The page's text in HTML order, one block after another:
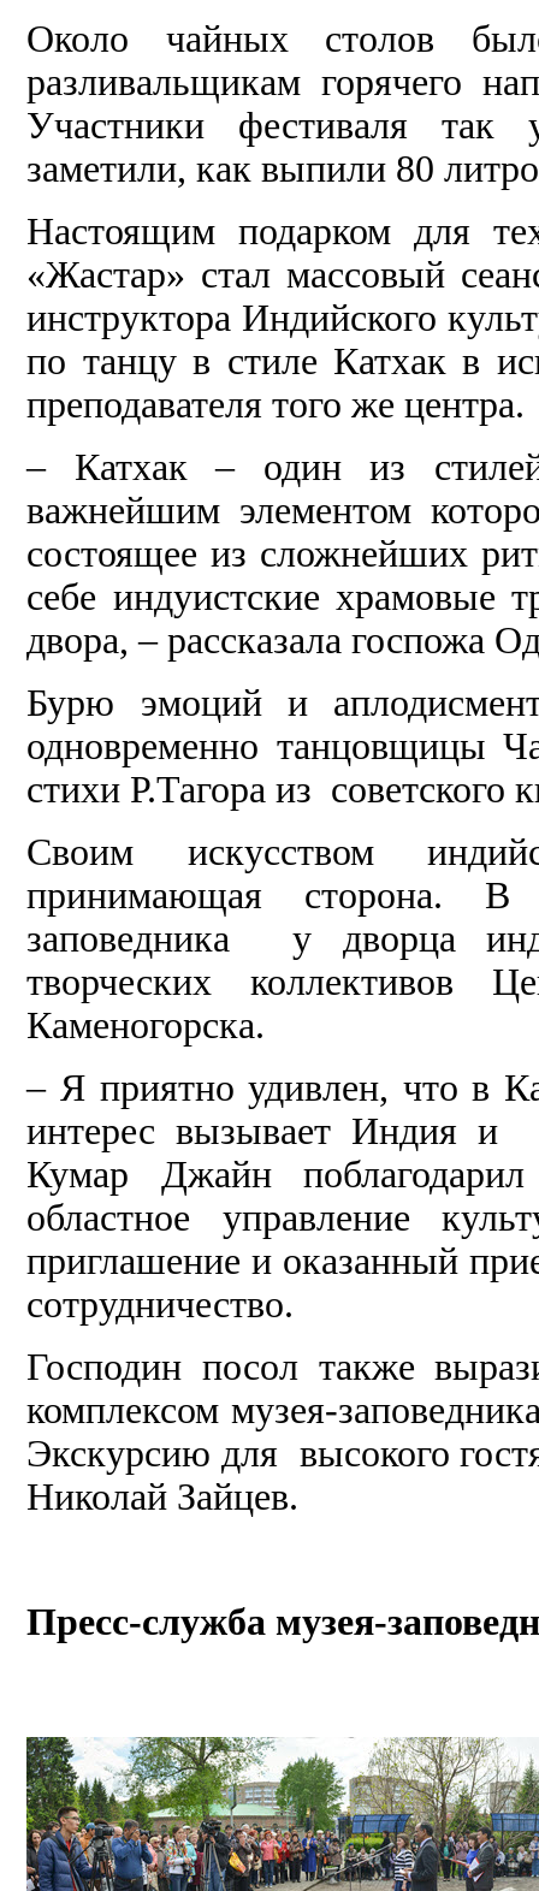
Около чайных столов
разливальщикам горячего
Участники фестиваля так
заметили, как выпили 80
Настоящим подарком для
«Жастар» стал массовый
инструктора Индийского
по танцу в стиле Катхак в
преподавателя того же центра.
– Катхак – один из стилей
важнейшим элементом
состоящее из сложнейших
себе индуистские храмовые
двора, – рассказала госпожа
Бурю эмоций и
одновременно танцовщицы
стихи Р.Тагора из
Своим искусством
принимающая сторона. В
заповедника у дворца
творческих коллективов
Каменогорска.
– Я приятно удивлен, что в
интерес вызывает Индия и
Кумар Джайн поблагодарил
областное управление
приглашение и оказанный
сотрудничество.
Господин посол также
комплексом музея-
Экскурсию для высокого
Николай Зайцев.
Пресс-служба музея-